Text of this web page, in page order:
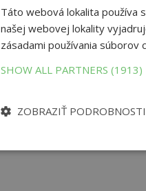
Táto webová lokalita používa
našej webovej lokality
zásadami používania súborov
SHOW ALL PARTNERS
ZOBRAZIŤ PODROBNOSTI